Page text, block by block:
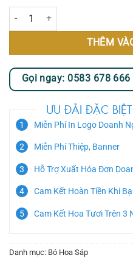
Bó Hoa Tulip cao su 15 bông –
THÊM
Gọi ngay: 0583 678 666
ƯU ĐÃI ĐẶC BIỆT
Miễn Phí In Logo Doanh
Miễn Phí Thiệp, Banner
Hỗ Trợ Xuất Hóa Đơn
Cam Kết Hoàn Tiền Khi
Cam Kết Hoa Tươi Trên 3
Danh mục: Bó Hoa Sáp